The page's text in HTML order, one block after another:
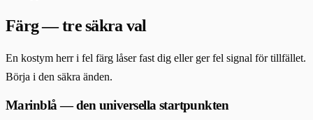
Färg — tre säkra val
En kostym herr i fel färg låser fast dig eller ger fel signal för tillfället.
Börja i den säkra änden.
Marinblå — den universella startpunkten